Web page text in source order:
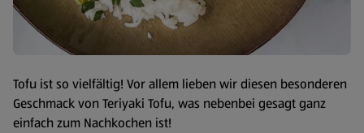
Tofu ist so vielfältig! Vor allem lieben wir diesen besonderen
Geschmack von Teriyaki Tofu, was nebenbei gesagt ganz
einfach zum Nachkochen ist!